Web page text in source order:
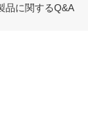
品に関するQ&A